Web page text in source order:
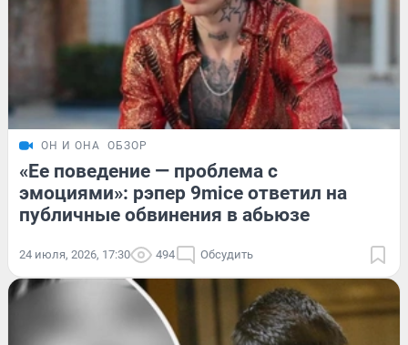
ОН И ОНА ОБЗОР
«Ее поведение — проблема с
эмоциями»: рэпер 9mice ответил на
публичные обвинения в абьюзе
24 июля, 2026, 17:30 494 Обсудить